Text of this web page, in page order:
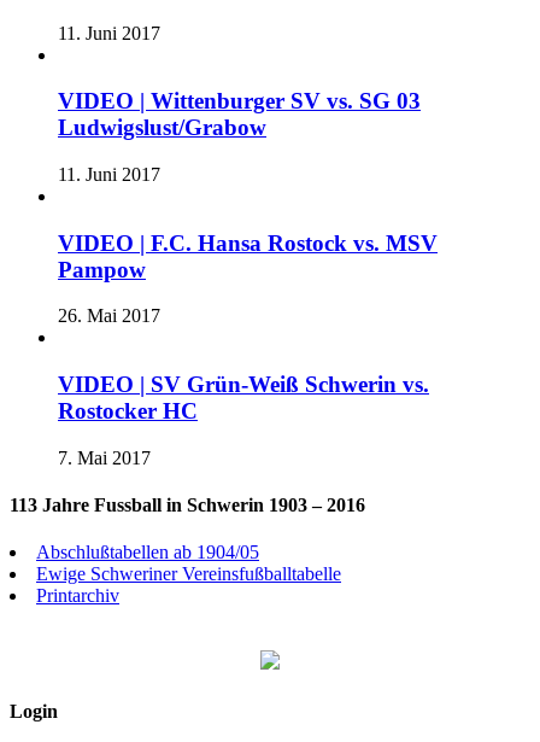
11. Juni 2017
VIDEO | Wittenburger SV vs. SG 03
Ludwigslust/Grabow
11. Juni 2017
VIDEO | F.C. Hansa Rostock vs. MSV
Pampow
26. Mai 2017
VIDEO | SV Grün-Weiß Schwerin vs.
Rostocker HC
7. Mai 2017
113 Jahre Fussball in Schwerin 1903 – 2016
Abschlußtabellen ab 1904/05
Ewige Schweriner Vereinsfußballtabelle
Printarchiv
Login